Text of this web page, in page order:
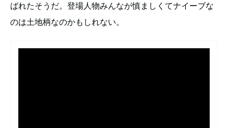
ばれたそうだ。登場人物みんなが慎ましくてナイーブな
のは土地柄なのかもしれない。